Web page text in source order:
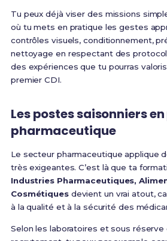
Tu peux déjà viser des missions
où tu mets en pratique les gestes
contrôles visuels, conditionnement,
nettoyage en respectant des
des expériences que tu pourras
premier CDI.
Les postes saisonniers
pharmaceutique
Le secteur pharmaceutique applique
très exigeantes. C’est là que ta
Industries Pharmaceutiques,
Cosmétiquesdevient un vrai atout,
à la qualité et à la sécurité des
Selon les laboratoires et sous